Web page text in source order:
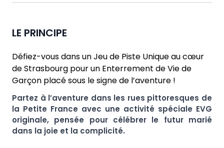
LE PRINCIPE
Défiez-vous dans un Jeu de Piste Unique au cœur
de Strasbourg pour un Enterrement de Vie de
Garçon placé sous le signe de l’aventure !
Partez à l’aventure dans les rues pittoresques de
la Petite France avec une activité spéciale EVG
originale, pensée pour célébrer le futur marié
dans la joie et la complicité.